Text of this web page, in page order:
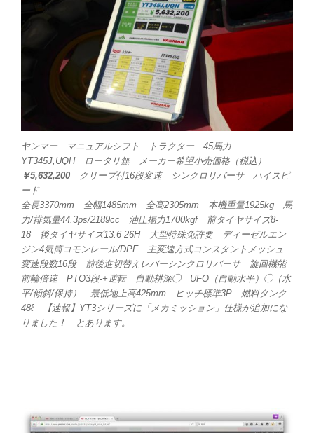
ヤンマー マニュアルシフト トラクター 45馬力
YT345J,UQH ロータリ無 メーカー希望小売価格（税込）
￥5,632,200 クリープ付16段変速 シンクロリバーサ ハイスピ
ード
全長3370mm 全幅1485mm 全高2305mm 本機重量1925kg 馬
力/排気量44.3ps/2189cc 油圧揚力1700kgf 前タイヤサイズ8-
18 後タイヤサイズ13.6-26H 大型特殊免許要 ディーゼルエン
ジン4気筒コモンレール/DPF 主変速方式コンスタントメッシュ
変速段数16段 前後進切替えレバーシンクロリバーサ 旋回機能
前輪倍速 PTO3段-+逆転 自動耕深◯ UFO（自動水平）◯（水
平/傾斜/保持） 最低地上高425mm ヒッチ標準3P 燃料タンク
48ℓ 【速報】YT3シリーズに「メカミッション」仕様が追加にな
りました！ とあります。